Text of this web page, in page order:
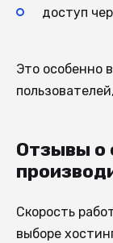
доступ
Это особенно
Отзывы о
Скорость
выборе